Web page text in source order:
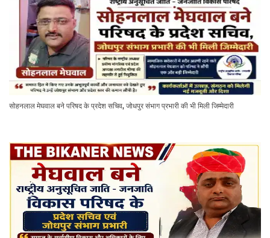
सोहनलाल मेघवाल बने परिषद के प्रदेश सचिव, जोधपुर संभाग प्रभारी की भी मिली जिम्मेदारी